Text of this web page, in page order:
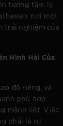
tượng tâm lý
nơi một
trải nghiệm của
Hình Hài Của
độ riêng, và
phù hợp,
mãnh liệt. Việc
phải là sự